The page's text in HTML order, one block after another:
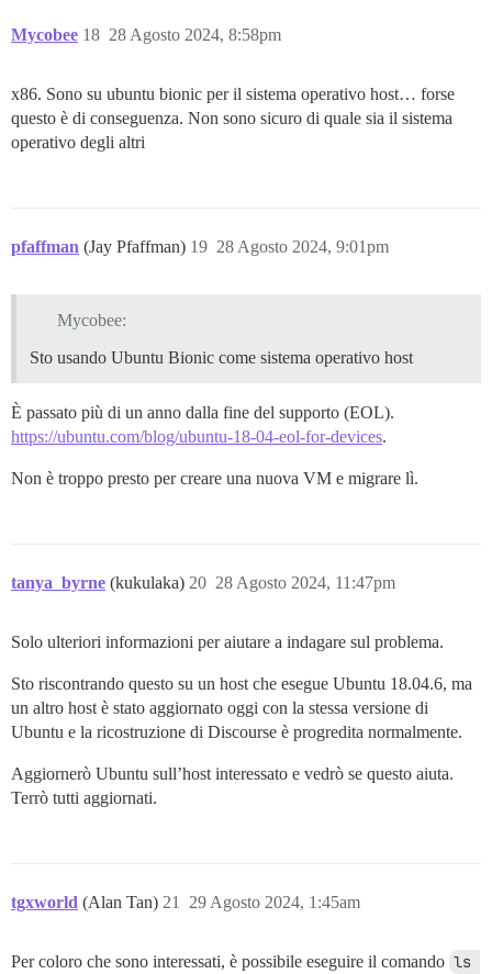
Mycobee 28 Agosto 2024, 8:58pm
18
x86. Sono su ubuntu bionic per il sistema operativo host… forse
questo è di conseguenza. Non sono sicuro di quale sia il sistema
operativo degli altri
pfaffman (Jay Pfaffman) 28 Agosto 2024, 9:01pm
19
Mycobee:
Sto usando Ubuntu Bionic come sistema operativo host
È passato più di un anno dalla fine del supporto (EOL).
https://ubuntu.com/blog/ubuntu-18-04-eol-for-devices.
Non è troppo presto per creare una nuova VM e migrare lì.
tanya_byrne (kukulaka) 28 Agosto 2024, 11:47pm
20
Solo ulteriori informazioni per aiutare a indagare sul problema.
Sto riscontrando questo su un host che esegue Ubuntu 18.04.6, ma
un altro host è stato aggiornato oggi con la stessa versione di
Ubuntu e la ricostruzione di Discourse è progredita normalmente.
Aggiornerò Ubuntu sull’host interessato e vedrò se questo aiuta.
Terrò tutti aggiornati.
tgxworld (Alan Tan) 29 Agosto 2024, 1:45am
21
Per coloro che sono interessati, è possibile eseguire il comando ls